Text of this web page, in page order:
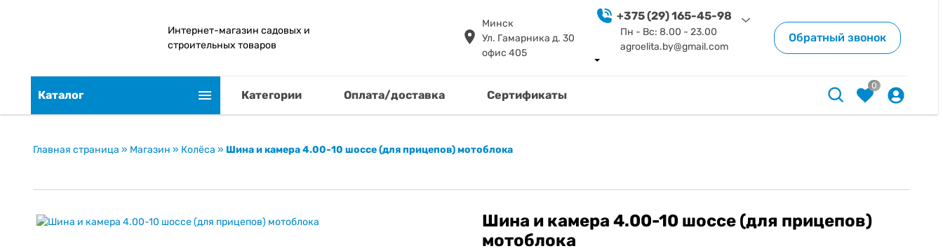
Интернет-магазин садовых и
строительных товаров
Минск
Ул. Гамарника д. 30
офис 405
+375 (29) 165-45-98
Пн - Вс: 8.00 - 23.00
agroelita.by@gmail.com
Обратный звонок
Каталог Категории Оплата/доставка Сертификаты
0
Главная страница » Магазин » Колёса » Шина и камера 4.00-10 шоссе (для прицепов) мотоблока
Шина и камера 4.00-10 шоссе (для прицепов)
мотоблока